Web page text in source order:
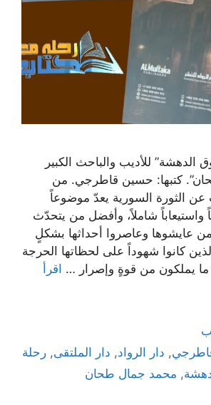
الدهشة” للأديب والباحث الكبير
كتبها: حسين قاطرجي. من
عن الثورة السورية يعدّ موضوعاً
واستيعاباً شاملاً، وأفضل من يتحدّث
من عايشوها وعاصروا أحداثها بشكلٍ
كانوا شهوداً على لحظاتها الحرجة
ما يملكون من قوةٍ وإصرار … اقرأ
, دار الرواد, دار الملتقى,رحلة
, محمد جمال طحان